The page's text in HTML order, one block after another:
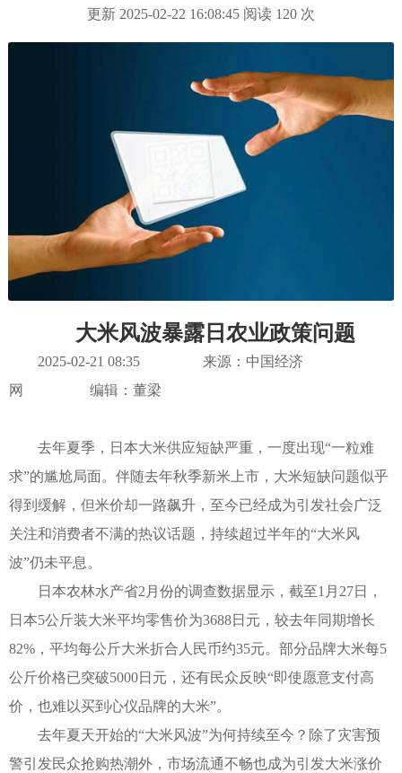
更新 2025-02-22 16:08:45 阅读 120 次
大米风波暴露日农业政策问题
2025-02-21 08:35
来源：中国经济
网
编辑：董梁
去年夏季，日本大米供应短缺严重，一度出现“一粒难
求”的尴尬局面。伴随去年秋季新米上市，大米短缺问题似乎
得到缓解，但米价却一路飙升，至今已经成为引发社会广泛
关注和消费者不满的热议话题，持续超过半年的“大米风
波”仍未平息。
日本农林水产省2月份的调查数据显示，截至1月27日，
日本5公斤装大米平均零售价为3688日元，较去年同期增长
82%，平均每公斤大米折合人民币约35元。部分品牌大米每5
公斤价格已突破5000日元，还有民众反映“即使愿意支付高
价，也难以买到心仪品牌的大米”。
去年夏天开始的“大米风波”为何持续至今？除了灾害预
警引发民众抢购热潮外，市场流通不畅也成为引发大米涨价